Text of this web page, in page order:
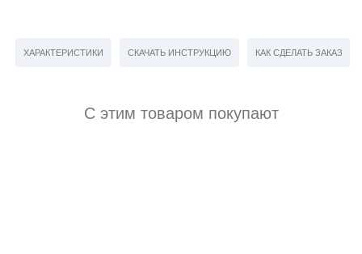
ХАРАКТЕРИСТИКИ СКАЧАТЬ ИНСТРУКЦИЮ КАК СДЕЛАТЬ ЗАКАЗ
С этим товаром покупают